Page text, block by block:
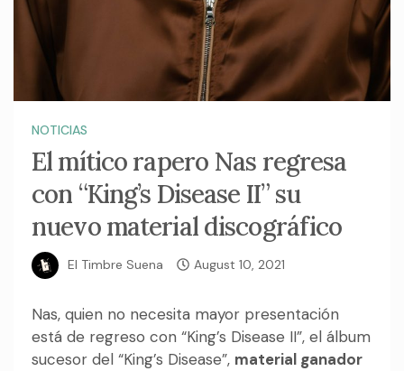
NOTICIAS
El mítico rapero Nas regresa
con “King’s Disease II” su
nuevo material discográfico
El Timbre Suena August 10, 2021
Nas, quien no necesita mayor presentación
está de regreso con “King’s Disease II”, el álbum
sucesor del “King’s Disease”, material ganador